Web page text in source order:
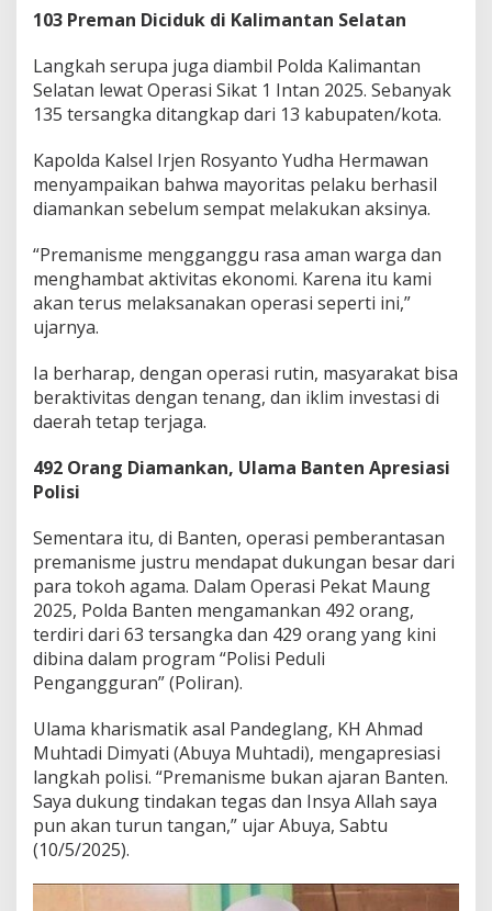
103 Preman Diciduk di Kalimantan Selatan
Langkah serupa juga diambil Polda Kalimantan
Selatan lewat Operasi Sikat 1 Intan 2025. Sebanyak
135 tersangka ditangkap dari 13 kabupaten/kota.
Kapolda Kalsel Irjen Rosyanto Yudha Hermawan
menyampaikan bahwa mayoritas pelaku berhasil
diamankan sebelum sempat melakukan aksinya.
“Premanisme mengganggu rasa aman warga dan
menghambat aktivitas ekonomi. Karena itu kami
akan terus melaksanakan operasi seperti ini,”
ujarnya.
Ia berharap, dengan operasi rutin, masyarakat bisa
beraktivitas dengan tenang, dan iklim investasi di
daerah tetap terjaga.
492 Orang Diamankan, Ulama Banten Apresiasi
Polisi
Sementara itu, di Banten, operasi pemberantasan
premanisme justru mendapat dukungan besar dari
para tokoh agama. Dalam Operasi Pekat Maung
2025, Polda Banten mengamankan 492 orang,
terdiri dari 63 tersangka dan 429 orang yang kini
dibina dalam program “Polisi Peduli
Pengangguran” (Poliran).
Ulama kharismatik asal Pandeglang, KH Ahmad
Muhtadi Dimyati (Abuya Muhtadi), mengapresiasi
langkah polisi. “Premanisme bukan ajaran Banten.
Saya dukung tindakan tegas dan Insya Allah saya
pun akan turun tangan,” ujar Abuya, Sabtu
(10/5/2025).